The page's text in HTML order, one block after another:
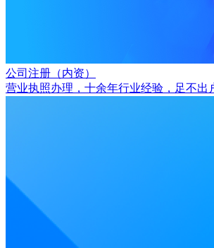
公司注册（内资）
营业执照办理，十余年行业经验，足不出